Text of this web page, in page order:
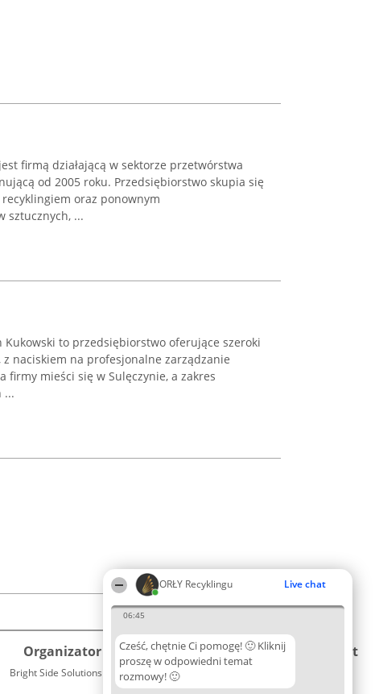
ORŁY Recyklingu Live chat
06:45
Cześć, chętnie Ci pomogę! 🙂 Kliknij
proszę w odpowiedni temat
rozmowy! 🙂
firmą działającą w sektorze przetwórstwa
od 2005 roku. Przedsiębiorstwo skupia się
oraz ponownym
sztucznych, ...
Kukowski to przedsiębiorstwo oferujące szeroki
z naciskiem na profesjonalne zarządzanie
firmy mieści się w Sulęczynie, a zakres
...
Organizator plebiscytu
Bright Side Solutions sp. z o. o. sp. k.
ul. Ruska 22
Plebiscyt
Lista
Kontakt